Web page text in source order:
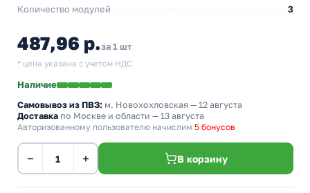
Количество модулей
3
487,96 р.за 1 шт
* цена указана с учетом НДС.
Наличие
Самовывоз из ПВЗ: м. Новохохловская — 12 августа
Доставка по Москве и области — 13 августа
Авторизованному пользователю начислим 5 бонусов
− + В корзину